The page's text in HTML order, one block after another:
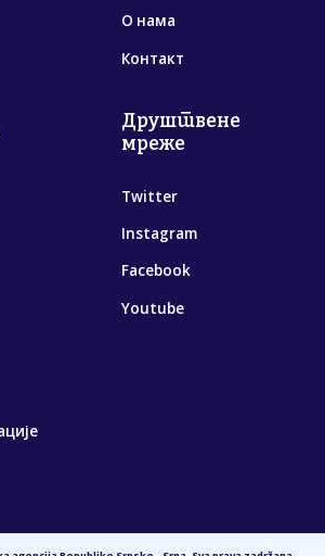
О нама
Контакт
Друштвене
мреже
Twitter
Instagram
Facebook
Youtube